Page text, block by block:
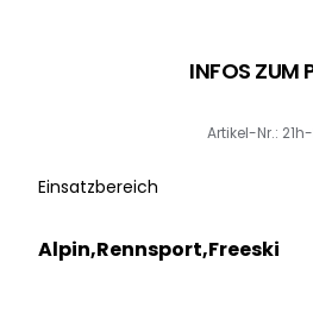
INFOS ZUM
Artikel-Nr.:
Einsatzbereich
Alpin,Rennsport,Freeski